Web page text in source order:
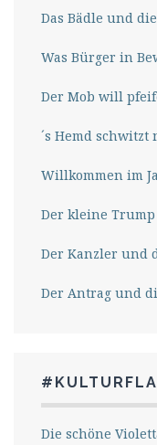
Das Bädle und
Was Bürger in
Der Mob will
´s Hemd schwitzt
Willkommen im
Der kleine
Der Kanzler und
Der Antrag und
Die schöne